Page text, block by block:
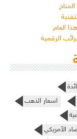
العام
اسعار الذهب
الأمريكي